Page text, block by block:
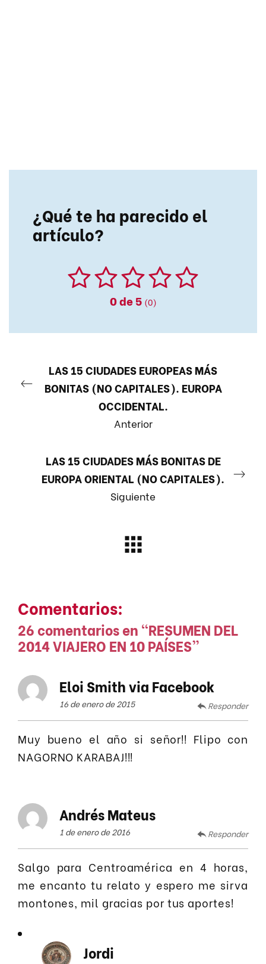
¿Qué te ha parecido el
artículo?
0de 5 (0)
LAS 15 CIUDADES EUROPEAS MÁS
BONITAS (NO CAPITALES). EUROPA
OCCIDENTAL.
Anterior
LAS 15 CIUDADES MÁS BONITAS DE
EUROPA ORIENTAL (NO CAPITALES).
Siguiente
Comentarios:
26 comentarios en “RESUMEN DEL
2014 VIAJERO EN 10 PAÍSES”
Eloi Smith via Facebook
16 de enero de 2015 Responder
Muy bueno el año si señor!! Flipo con
NAGORNO KARABAJ!!!
Andrés Mateus
1 de enero de 2016 Responder
Salgo para Centroamérica en 4 horas,
me encanto tu relato y espero me sirva
montones, mil gracias por tus aportes!
Jordi